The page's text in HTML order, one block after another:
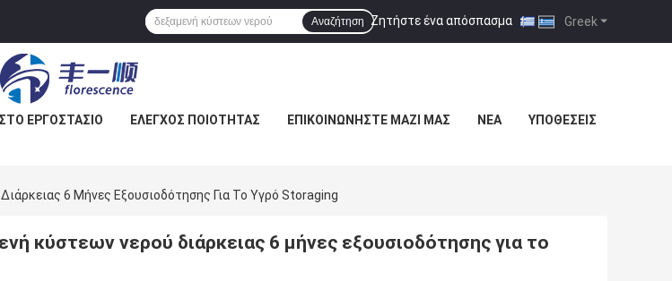
Greek
Ζητήστε ένα απόσπασμα |
Αναζήτηση
ΕΡΓΟΣΤΆΣΙΟ ΕΛΕΓΧΟΣ ΠΟΙΌΤΗΤΑΣ ΕΠΙΚΟΙΝΩΝΉΣΤΕ ΜΑΖΊ ΜΑΣ ΝΈΑ ΥΠΟΘΈΣΕΙΣ
6 Μήνες Εξουσιοδότησης Για Το Υγρό Storaging
κύστεων νερού διάρκειας 6 μήνες εξουσιοδότησης για το